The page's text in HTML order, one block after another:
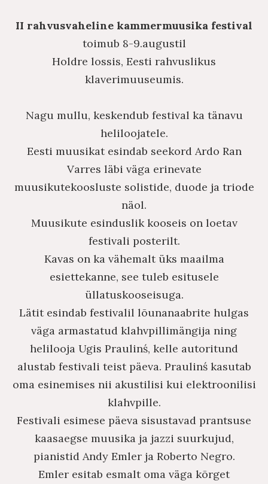
II rahvusvaheline kammermuusika festival
toimub 8-9.augustil
Holdre lossis, Eesti rahvuslikus
klaverimuuseumis.
Nagu mullu, keskendub festival ka tänavu
heliloojatele.
Eesti muusikat esindab seekord Ardo Ran
Varres läbi väga erinevate
muusikutekoosluste solistide, duode ja triode
näol.
Muusikute esinduslik kooseis on loetav
festivali posterilt.
Kavas on ka vähemalt üks maailma
esiettekanne, see tuleb esitusele
üllatuskooseisuga.
Lätit esindab festivalil lõunanaabrite hulgas
väga armastatud klahvpillimängija ning
helilooja Ugis Praulinś, kelle autoritund
alustab festivali teist päeva. Praulinś kasutab
oma esinemises nii akustilisi kui elektroonilisi
klahvpille.
Festivali esimese päeva sisustavad prantsuse
kaasaegse muusika ja jazzi suurkujud,
pianistid Andy Emler ja Roberto Negro.
Emler esitab esmalt oma väga kõrget